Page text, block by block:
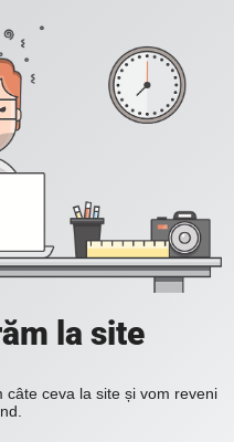
la site
ceva la site și vom reveni